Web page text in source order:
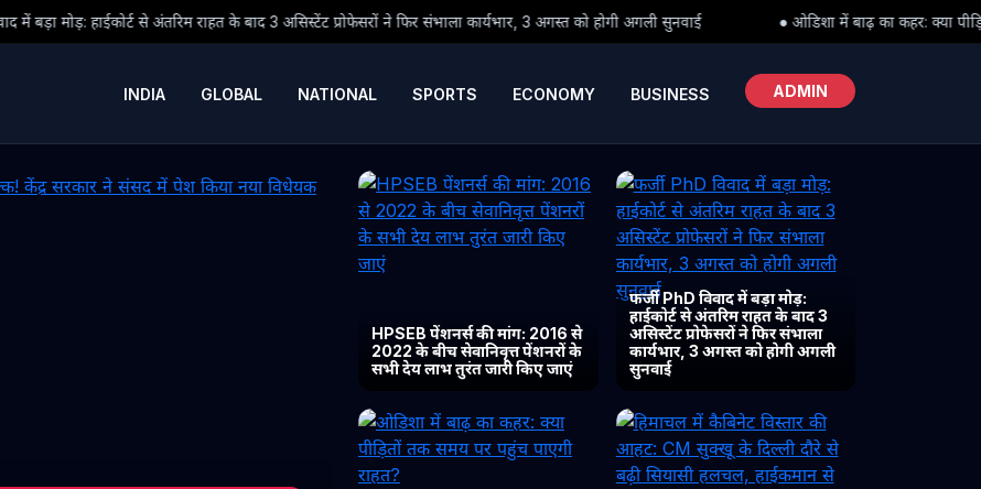
अंतरिम राहत के बाद 3 असिस्टेंट प्रोफेसरों ने फिर संभाला कार्यभार, 3 अगस्त को होगी अगली सुनवाई ● ओडिशा में बाढ़ का कहर: क्या पीड़ितों तक समय पर पहुंच
INDIA GLOBAL NATIONAL SPORTS ECONOMY BUSINESS ADMIN
HPSEB पेंशनर्स की मांग: 2016 से
2022 के बीच सेवानिवृत्त पेंशनरों के
सभी देय लाभ तुरंत जारी किए जाएं
फर्जी PhD विवाद में बड़ा मोड़:
हाईकोर्ट से अंतरिम राहत के बाद 3
असिस्टेंट प्रोफेसरों ने फिर संभाला
कार्यभार, 3 अगस्त को होगी अगली
सुनवाई